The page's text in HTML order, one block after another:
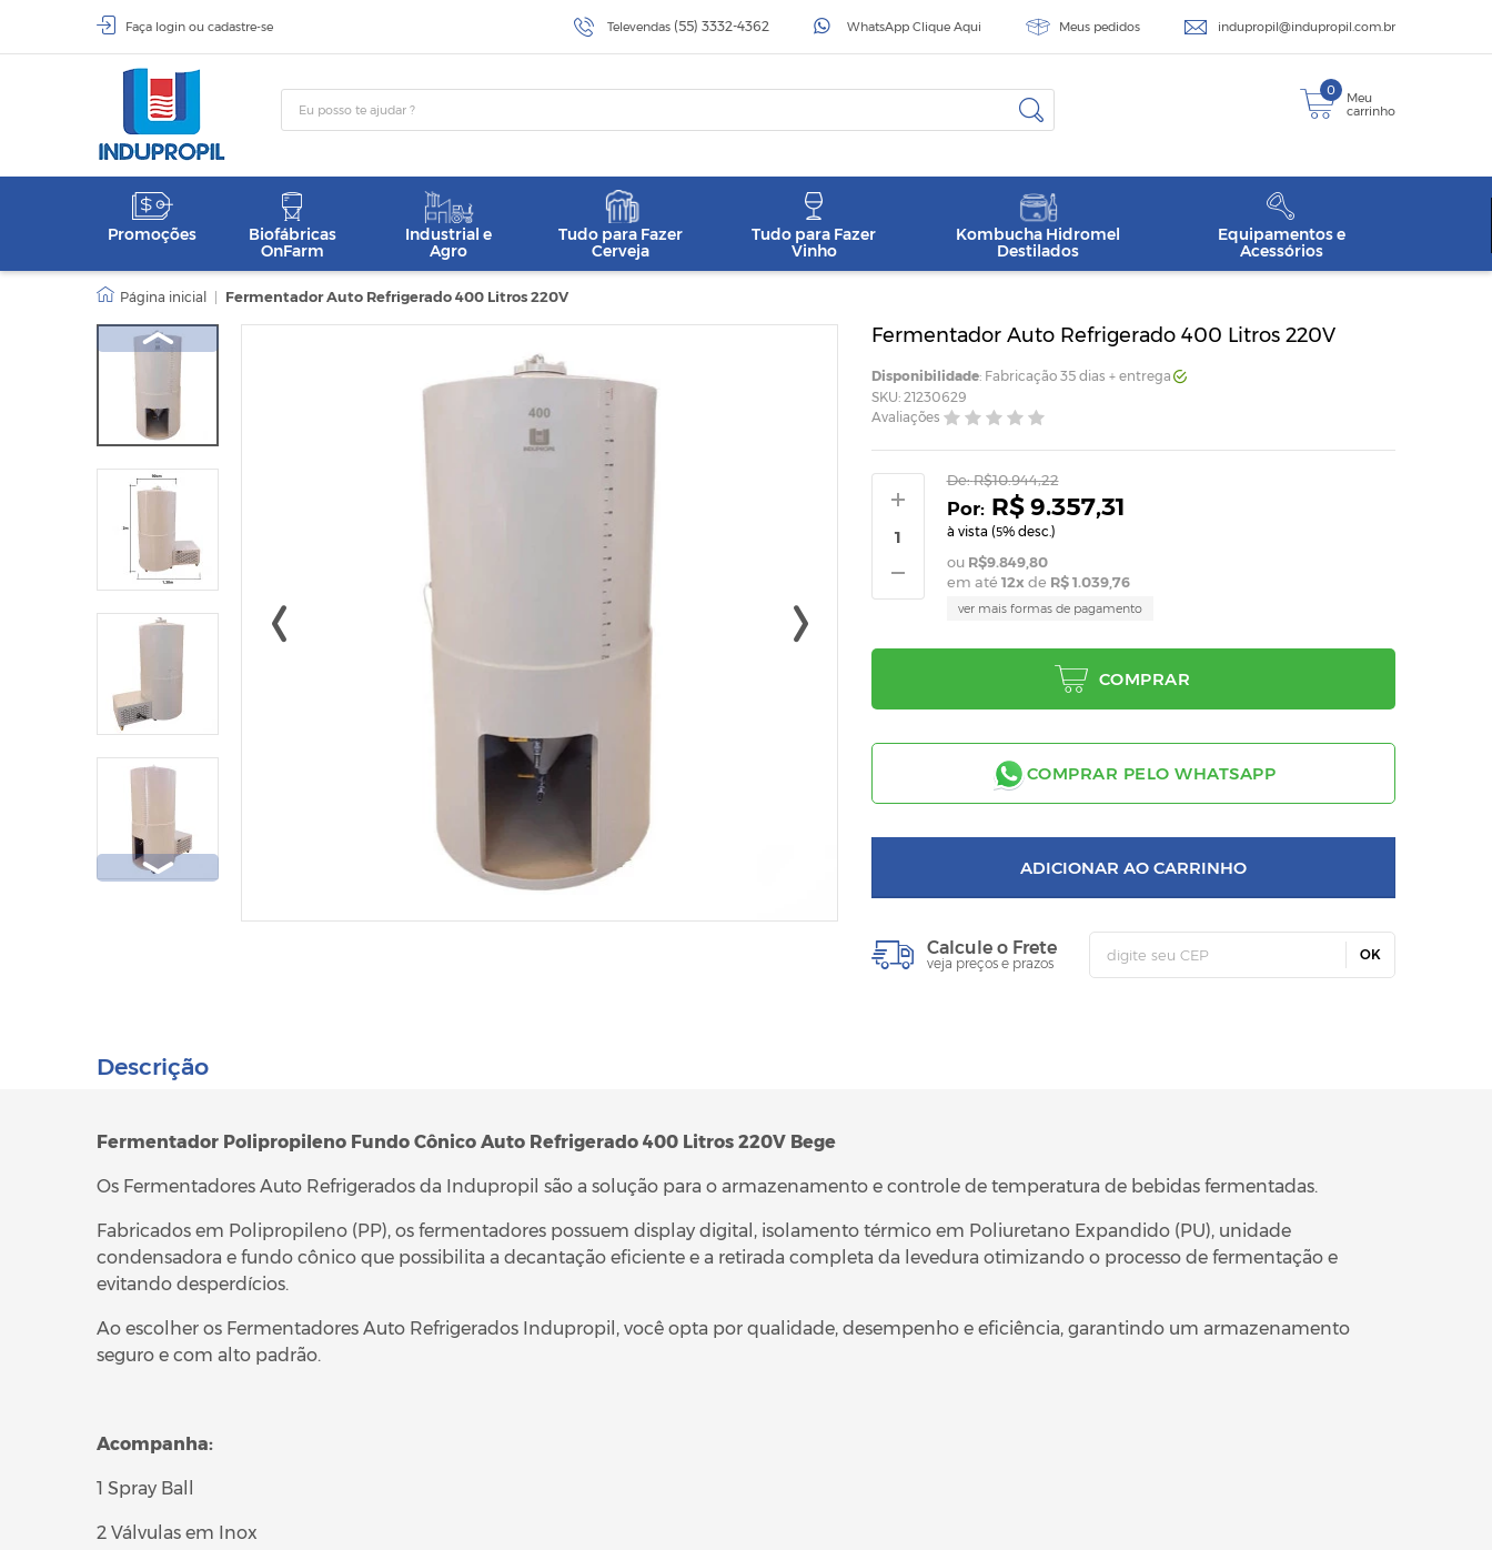
Faça login ou cadastre-se Televendas (55) 3332-4362 WhatsApp Clique Aqui Meus pedidos indupropil@indupropil.com.br
0
Meu
carrinho
Promoções
Biofábricas
OnFarm
Industrial e
Agro
Tudo para Fazer
Cerveja
Tudo para Fazer
Vinho
Kombucha Hidromel
Destilados
Equipamentos e
Acessórios
Fermentador Auto Refrigerado 400 Litros 220V
Fermentador Auto Refrigerado 400 Litros 220V
Disponibilidade: Fabricação 35 dias + entrega
SKU: 21230629
Avaliações
R$ 9.357,31
à vista (5% desc.)
De:R$10.944,22
R$9.849,80
em até 12x de R$ 1.039,76
ver mais formas de pagamento
COMPRAR
COMPRAR PELO WHATSAPP
ADICIONAR AO CARRINHO
Calcule o Frete
veja preços e prazos
OK
Descrição
Fermentador Polipropileno Fundo Cônico Auto Refrigerado 400 Litros 220V Bege
Os Fermentadores Auto Refrigerados da Indupropil são a solução para o armazenamento e controle de temperatura de bebidas fermentadas.
Fabricados em Polipropileno (PP), os fermentadores possuem display digital, isolamento térmico em Poliuretano Expandido (PU), unidade
condensadora e fundo cônico que possibilita a decantação eficiente e a retirada completa da levedura otimizando o processo de fermentação e
evitando desperdícios.
Ao escolher os Fermentadores Auto Refrigerados Indupropil, você opta por qualidade, desempenho e eficiência, garantindo um armazenamento
seguro e com alto padrão.
Acompanha:
1 Spray Ball
2 Válvulas em Inox